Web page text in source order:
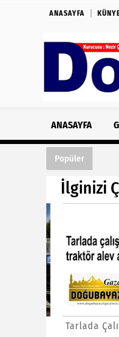
ANASAYFA
ANASAYFA
Popüler
İlginizi
Tarlada